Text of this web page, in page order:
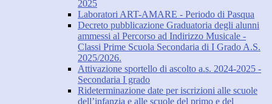
2025
Laboratori ART-AMARE - Periodo di Pasqua
Decreto pubblicazione Graduatoria degli alunni
ammessi al Percorso ad Indirizzo Musicale -
Classi Prime Scuola Secondaria di I Grado A.S.
2025/2026.
Attivazione sportello di ascolto a.s. 2024-2025 -
Secondaria I grado
Rideterminazione date per iscrizioni alle scuole
dell’infanzia e alle scuole del primo e del